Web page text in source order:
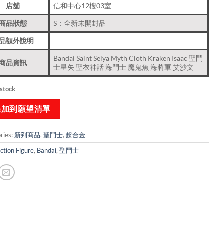
店舖 信和中心12樓03室
品狀態 S：全新未開封品
額外說明
品資訊
Bandai Saint Seiya Myth Cloth Kraken Isaac 聖鬥
士星矢 聖衣神話 海鬥士 魔鬼魚 海將軍 艾沙文
到願望清單
新到商品​, 聖鬥士, 超合金
Figure, Bandai, 聖鬥士